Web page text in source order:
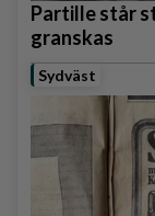
Partille står
granskas
Sydväst